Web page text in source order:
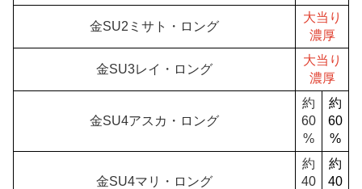
金SU2ミサト・ロング
大当り
濃厚
金SU3レイ・ロング
大当り
濃厚
金SU4アスカ・ロング
約
60
%
約
60
%
金SU4マリ・ロング
約
40
約
40